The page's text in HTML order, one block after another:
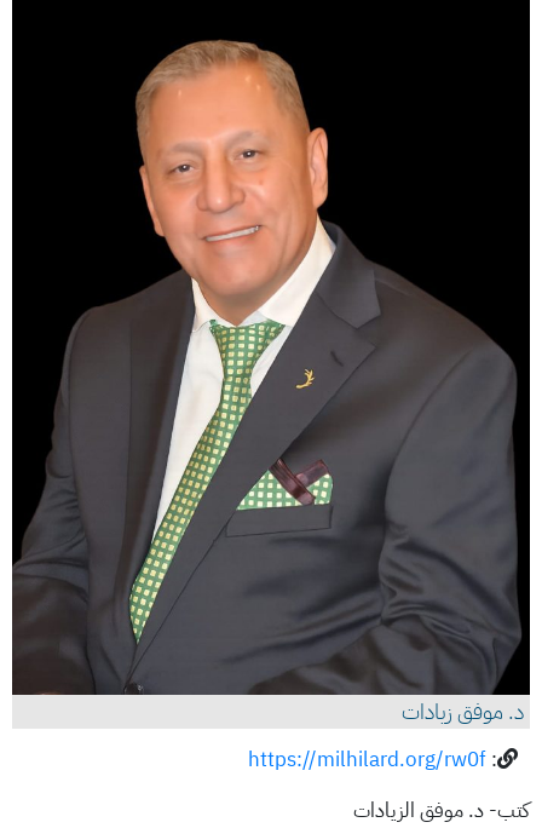
د. موفق زيادات
:
https://milhilard.org/rw0f
كتب- د. موفق الزيادات